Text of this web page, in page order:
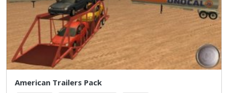
American Trailers Pack